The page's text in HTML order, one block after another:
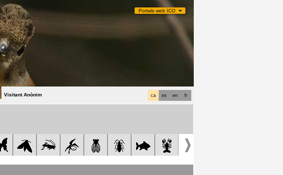
Portals web ICO
fr
en
es
ca
Visitant Anònim